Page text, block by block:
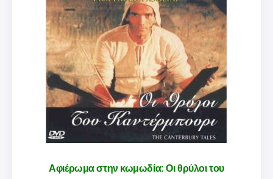
Αφιέρωμα στην κωμωδία: Οι θρύλοι του